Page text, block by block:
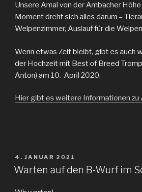
Unsere Amal von der Ambacher
Moment dreht sich alles darum –
Welpenzimmer, Auslauf für die
Wenn etwas Zeit bleibt, gibt es auch
der Hochzeit mit Best of Breed
Anton) am 10. April 2020.
Hier gibt es weitere Informationen zu
VERÖFFENTLICHT
AM
4. JANUAR 2021
Warten auf den B-Wurf im